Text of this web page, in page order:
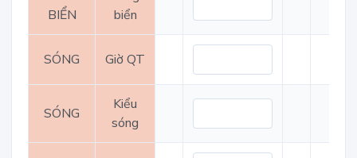
BIỂN
biển
SÓNG Giờ QT
SÓNG
Kiểu
sóng